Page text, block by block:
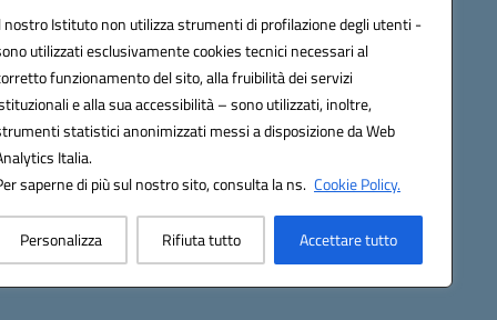
nostro Istituto non utilizza strumenti di profilazione degli utenti -
utilizzati esclusivamente cookies tecnici necessari al
funzionamento del sito, alla fruibilità dei servizi
e alla sua accessibilità – sono utilizzati, inoltre,
statistici anonimizzati messi a disposizione da Web
Italia.
saperne di più sul nostro sito, consulta la ns. Cookie Policy.
Personalizza Rifiuta tutto Accettare tutto